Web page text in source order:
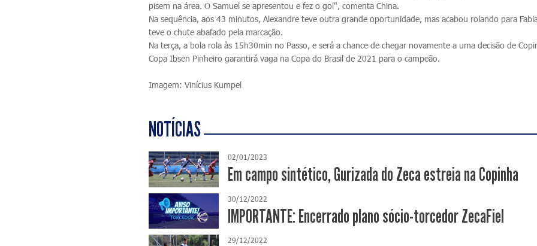
pisem na área. O Samuel se apresentou e fez o gol", comenta China.
Na sequência, aos 43 minutos, Alexandre teve outra grande oportunidade, mas acabou rolando para
teve o chute abafado pela marcação.
Na terça, a bola rola às 15h30min no Passo, e será a chance de chegar novamente a uma decisão de
Copa Ibsen Pinheiro garantirá vaga na Copa do Brasil de 2021 para o campeão.
Imagem: Vinícius Kumpel
NOTÍCIAS
02/01/2023
Em campo sintético, Gurizada do Zeca estreia na Copinha
30/12/2022
IMPORTANTE: Encerrado plano sócio-torcedor ZecaFiel
29/12/2022